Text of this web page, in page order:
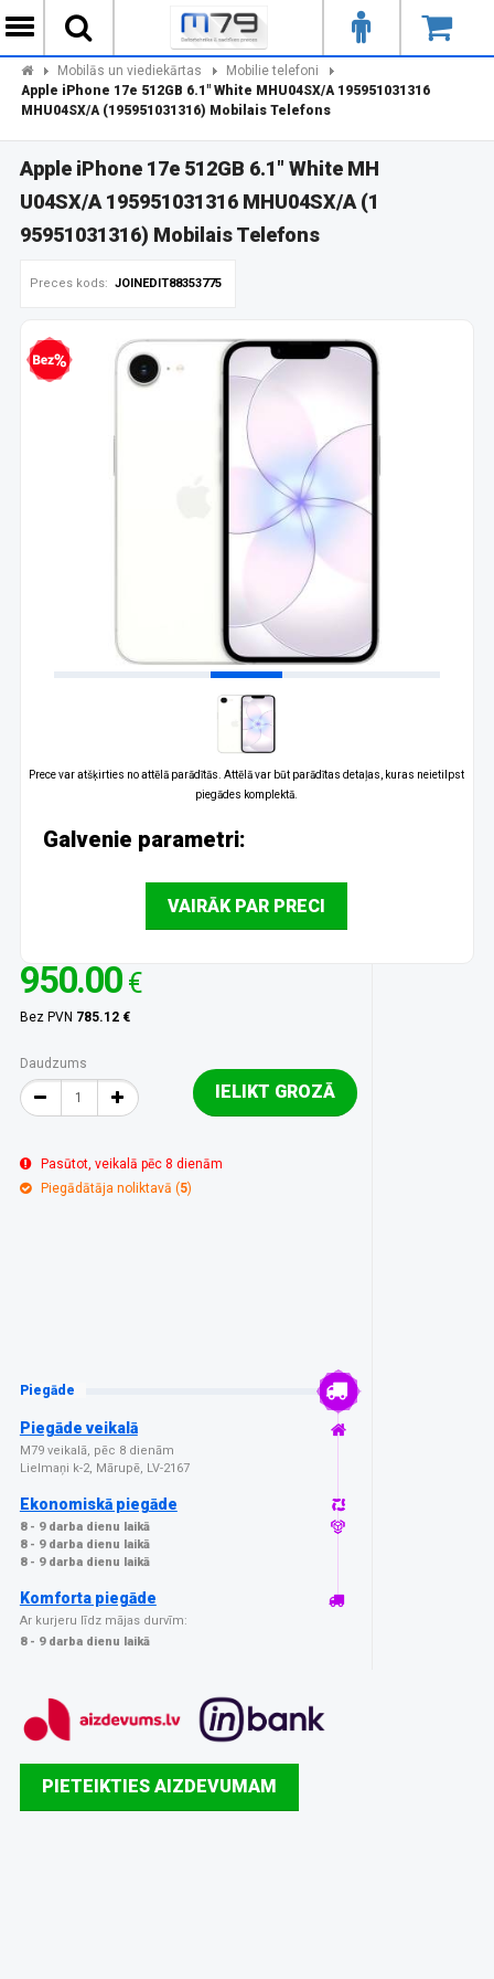
Mobilās un viediekārtas
Mobilie telefoni
Apple iPhone 17e 512GB 6.1" White MHU04SX/A 195951031316
MHU04SX/A (195951031316) Mobilais Telefons
Apple iPhone 17e 512GB 6.1" White MH
U04SX/A 195951031316 MHU04SX/A (1
95951031316) Mobilais Telefons
Preces kods: JOINEDIT88353775
kredīts
Prece var atšķirties no attēlā parādītās. Attēlā var būt parādītas detaļas, kuras neietilpst
piegādes komplektā.
Galvenie parametri:
VAIRĀK PAR PRECI
950.00 €
Bez PVN 785.12 €
Daudzums
IELIKT GROZĀ
Pasūtot, veikalā pēc 8 dienām
Piegādātāja noliktavā (5)
Piegāde
Piegāde veikalā
M79 veikalā, pēc 8 dienām
Lielmaņi k-2, Mārupē, LV-2167
Ekonomiskā piegāde
8 - 9 darba dienu laikā
8 - 9 darba dienu laikā
8 - 9 darba dienu laikā
Komforta piegāde
Ar kurjeru līdz mājas durvīm:
8 - 9 darba dienu laikā
PIETEIKTIES AIZDEVUMAM